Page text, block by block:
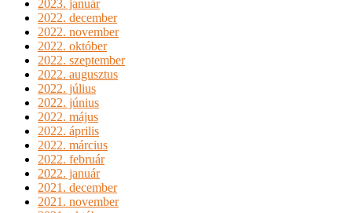
2023. január
2022. december
2022. november
2022. október
2022. szeptember
2022. augusztus
2022. július
2022. június
2022. május
2022. április
2022. március
2022. február
2022. január
2021. december
2021. november